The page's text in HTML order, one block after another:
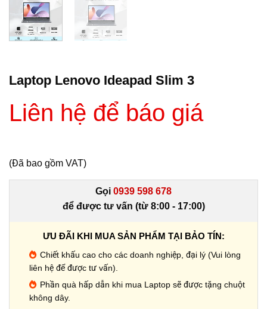
Laptop Lenovo Ideapad Slim 3
Liên hệ để báo giá
(Đã bao gồm VAT)
Gọi 0939 598 678
để được tư vấn (từ 8:00 - 17:00)
ƯU ĐÃI KHI MUA SẢN PHẨM TẠI BẢO TÍN:
Chiết khấu cao cho các doanh nghiệp, đại lý (Vui lòng
liên hệ để được tư vấn).
Phần quà hấp dẫn khi mua Laptop sẽ được tặng chuột
không dây.